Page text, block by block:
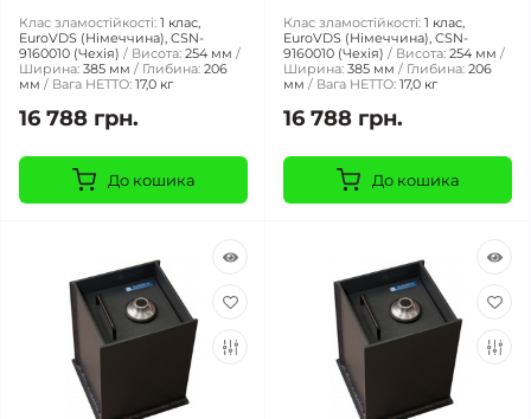
Клас зламостійкості: 1 клас,
EuroVDS (Німеччина), CSN-
9160010 (Чехія)
Висота: 254 мм
Ширина: 385 мм Глибина: 206
мм
Вага НЕТТО: 17,0 кг
16 788 грн.
До кошика
Клас зламостійкості: 1 клас,
EuroVDS (Німеччина), CSN-
9160010 (Чехія)
Висота: 254 мм
Ширина: 385 мм Глибина: 206
мм
Вага НЕТТО: 17,0 кг
16 788 грн.
До кошика